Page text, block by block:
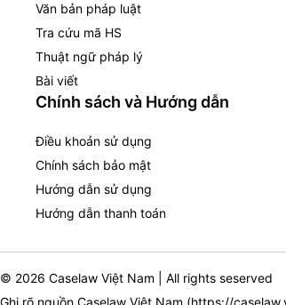
Văn bản pháp luật
Tra cứu mã HS
Thuật ngữ pháp lý
Bài viết
Chính sách và Hướng dẫn
Điều khoản sử dụng
Chính sách bảo mật
Hướng dẫn sử dụng
Hướng dẫn thanh toán
© 2026 Caselaw Việt Nam | All rights seserved
Ghi rõ nguồn Caselaw Việt Nam (https://